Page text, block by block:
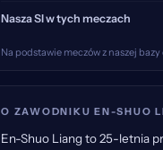
Nasza SI w tych meczach
Na podstawie meczów z naszej
O ZAWODNIKU EN-SHUO
En-Shuo Liang to 25-letnia